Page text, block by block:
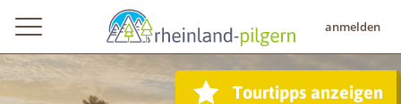
anmelden
Tourtipps anzeigen